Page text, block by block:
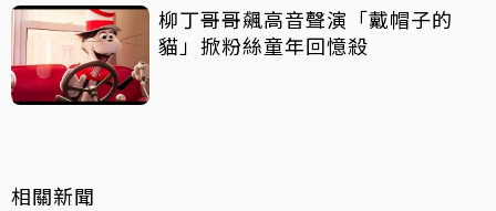
柳丁哥哥飆高音聲演「戴帽子的
貓」掀粉絲童年回憶殺
相關新聞